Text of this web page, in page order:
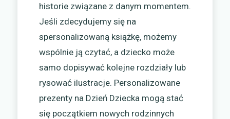
historie związane z danym momentem.
Jeśli zdecydujemy się na
spersonalizowaną książkę, możemy
wspólnie ją czytać, a dziecko może
samo dopisywać kolejne rozdziały lub
rysować ilustracje. Personalizowane
prezenty na Dzień Dziecka mogą stać
się początkiem nowych rodzinnych